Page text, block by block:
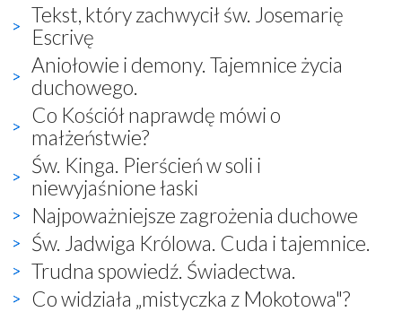
Tekst, który zachwycił św. Josemarię
Escrivę
Aniołowie i demony. Tajemnice życia
duchowego.
Co Kościół naprawdę mówi o
małżeństwie?
Św. Kinga. Pierścień w soli i
niewyjaśnione łaski
Najpoważniejsze zagrożenia duchowe
Św. Jadwiga Królowa. Cuda i tajemnice.
Trudna spowiedź. Świadectwa.
Co widziała „mistyczka z Mokotowa"?